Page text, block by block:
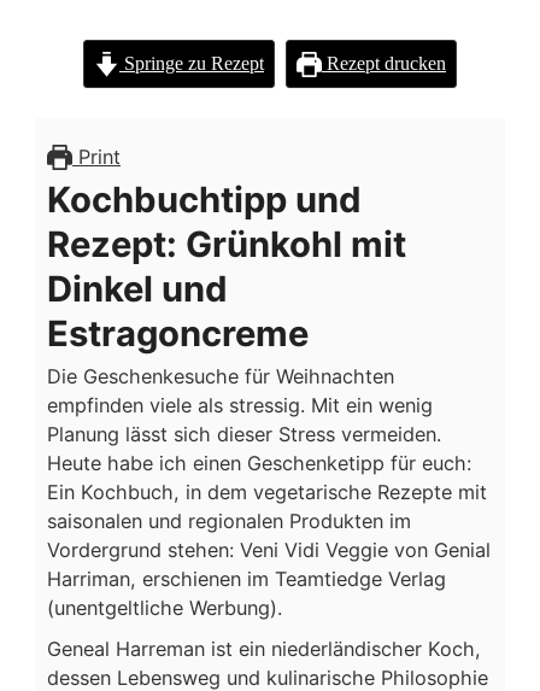
MIT
DINKEL
UND
AUS
VENI
VIDI
Springe zu Rezept Rezept drucken
Print
Kochbuchtipp und
Rezept: Grünkohl mit
Dinkel und
Estragoncreme
Die Geschenkesuche für Weihnachten
empfinden viele als stressig. Mit ein wenig
Planung lässt sich dieser Stress vermeiden.
Heute habe ich einen Geschenketipp für euch:
Ein Kochbuch, in dem vegetarische Rezepte mit
saisonalen und regionalen Produkten im
Vordergrund stehen: Veni Vidi Veggie von Genial
Harriman, erschienen im Teamtiedge Verlag
(unentgeltliche Werbung).
Geneal Harreman ist ein niederländischer Koch,
dessen Lebensweg und kulinarische Philosophie